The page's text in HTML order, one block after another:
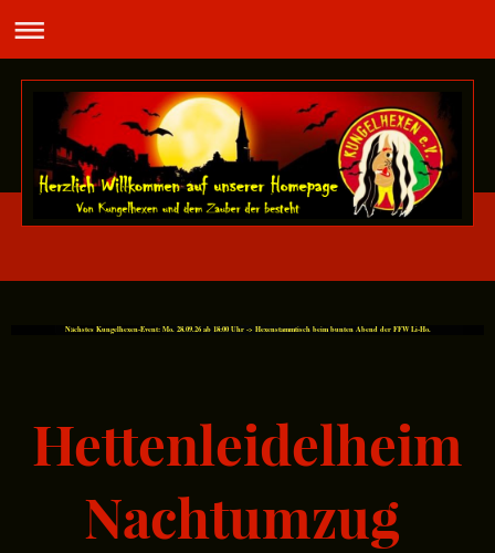
Nächstes Kungelhexen-Event: Mo. 28.09.26 ab 18:00 Uhr -> Hexenstammtisch beim bunten Abend der FFW Li-Ho.
Hettenleidelheim
Nachtumzug